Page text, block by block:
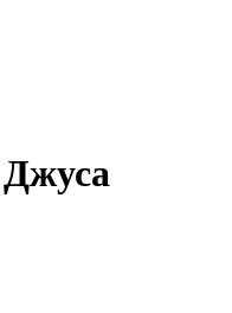
Джуса